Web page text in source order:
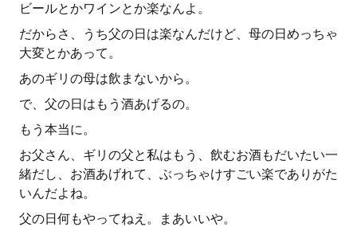
ビールとかワインとか楽なんよ。
だからさ、うち父の日は楽なんだけど、母の日めっちゃ
大変とかあって。
あのギリの母は飲まないから。
で、父の日はもう酒あげるの。
もう本当に。
お父さん、ギリの父と私はもう、飲むお酒もだいたい一
緒だし、お酒あげれて、ぶっちゃけすごい楽でありがた
いんだよね。
父の日何もやってねえ。まあいいや。